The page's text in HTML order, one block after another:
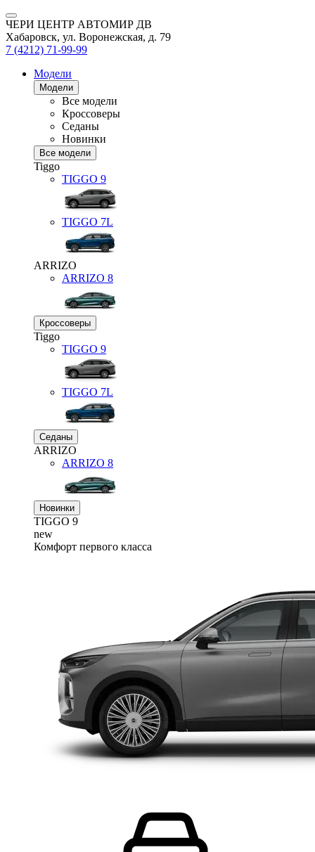
ЧЕРИ ЦЕНТР АВТОМИР ДВ
Хабаровск, ул. Воронежская, д. 79
7 (4212) 71-99-99
Модели
Модели
Все модели
Кроссоверы
Седаны
Новинки
Все модели
Tiggo
TIGGO 9
TIGGO 7L
ARRIZO
ARRIZO 8
Кроссоверы
Tiggo
TIGGO 9
TIGGO 7L
Седаны
ARRIZO
ARRIZO 8
Новинки
TIGGO 9
new
Комфорт первого класса